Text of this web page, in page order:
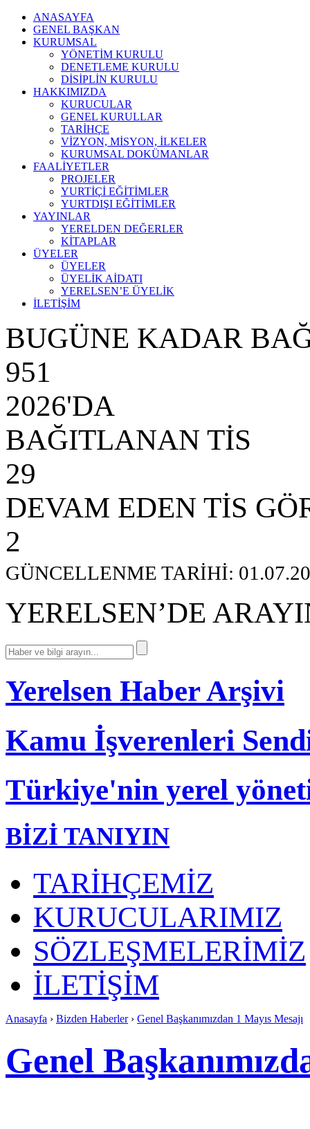
ANASAYFA
GENEL BAŞKAN
KURUMSAL
YÖNETİM KURULU
DENETLEME KURULU
DİSİPLİN KURULU
HAKKIMIZDA
KURUCULAR
GENEL KURULLAR
TARİHÇE
VİZYON, MİSYON, İLKELER
KURUMSAL DOKÜMANLAR
FAALİYETLER
PROJELER
YURTİÇİ EĞİTİMLER
YURTDIŞI EĞİTİMLER
YAYINLAR
YERELDEN DEĞERLER
KİTAPLAR
ÜYELER
ÜYELER
ÜYELİK AİDATI
YERELSEN’E ÜYELİK
İLETİŞİM
BUGÜNE KADAR
951
2026'DA
BAĞITLANAN TİS
29
DEVAM EDEN TİS
2
GÜNCELLENME TARİHİ:
YERELSEN’DE
Yerelsen Haber Arşivi
Kamu İşverenleri
Türkiye'nin yerel
BİZİ TANIYIN
TARİHÇEMİZ
KURUCULARIMIZ
SÖZLEŞMELERİMİZ
İLETİŞİM
Anasayfa › Bizden Haberler› Genel Başkanımızdan 1 Mayıs Mesajı
Genel